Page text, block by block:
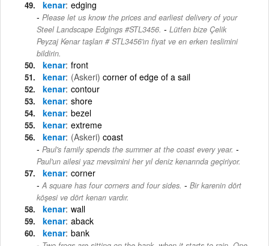
kenar edging
Please let us know the prices and earliest delivery of your
Steel Landscape Edgings #STL3456. - Lütfen bize Çelik
Peyzaj Kenar taşları # STL3456'ın fiyat ve en erken teslimini
bildirin.
kenar front
kenar (Askeri) corner of edge of a sail
kenar contour
kenar shore
kenar bezel
kenar extreme
kenar (Askeri) coast
Paul's family spends the summer at the coast every year. -
Paul'un ailesi yaz mevsimini her yıl deniz kenarında geçiriyor.
kenar corner
A square has four corners and four sides. - Bir karenin dört
köşesi ve dört kenarı vardır.
kenar wall
kenar aback
kenar bank